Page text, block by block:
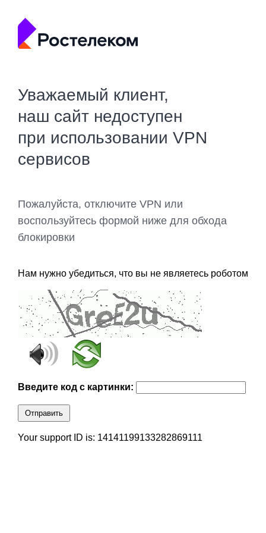
Уважаемый клиент,
наш сайт недоступен
при использовании VPN
сервисов
Пожалуйста, отключите VPN или
воспользуйтесь формой ниже для обхода
блокировки
Нам нужно убедиться, что вы не являетесь роботом
Введите код с картинки:
Отправить
Your support ID is: 14141199133282869111